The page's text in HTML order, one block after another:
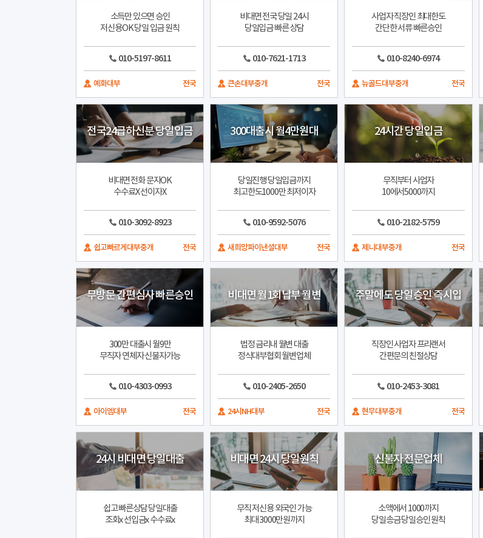
소득만 있으면 승인
저신용OK 당일 입금 원칙
010-5197-8611
예화대부 전국
비대면 전국 당일 24시
당일입금 빠른 상담
010-7621-1713
큰손대부중개 전국
사업자 직장인 최대한도
간단한 서류 빠른승인
010-8240-6974
뉴골드대부중개 전국
전국24급하신분 당일입금
비대면 전화 문자OK
수수료X 선이자X
010-3092-8923
쉽고빠르게대부중개 전국
300대출시 월4만원대
당일진행 당일입금까지
최고한도1000만 최저이자
010-9592-5076
새희망파이낸셜대부 전국
24시간 당일입금
무직부터 사업자
10에서5000까지
010-2182-5759
제니대부중개 전국
무방문 간편심사 빠른승인
300만 대출시 월9만
무직자 연체자 신불자가능
010-4303-0993
아이엠대부 전국
비대면 월1회납부 월변
법정 금리내 월변 대출
정식대부협회 월변업체
010-2405-2650
24시NH대부 전국
주말에도 당일승인 즉시입
직장인 사업자 프리랜서
간편문의 친절상담
010-2453-3081
현무대부중개 전국
24시 비대면 당일대출
쉽고 빠른상담 당일대출
조회x 선입금x 수수료x
비대면 24시 당일원칙
무직 저신용 외국인 가능
최대 3000만원까지
신불자 전문업체
소액에서 1000까지
당일송금 당일승인 원칙